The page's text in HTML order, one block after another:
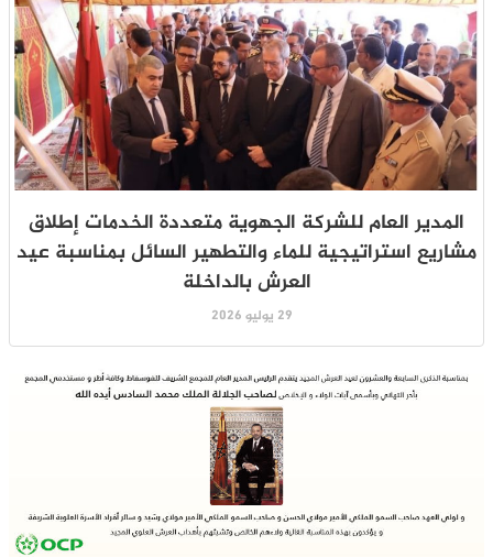
المدير العام للشركة الجهوية متعددة الخدمات إطلاق
مشاريع استراتيجية للماء والتطهير السائل بمناسبة عيد
العرش بالداخلة
29 يوليو 2026